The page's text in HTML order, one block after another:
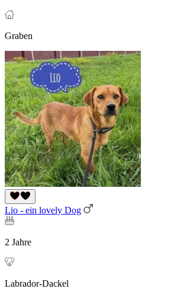
Graben
Lio - ein lovely Dog
2 Jahre
Labrador-Dackel